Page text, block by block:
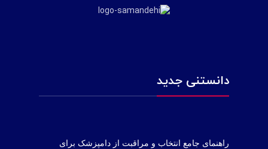
دانستنی جدید
راهنمای جامع انتخاب و مراقبت از دامپزشک برای